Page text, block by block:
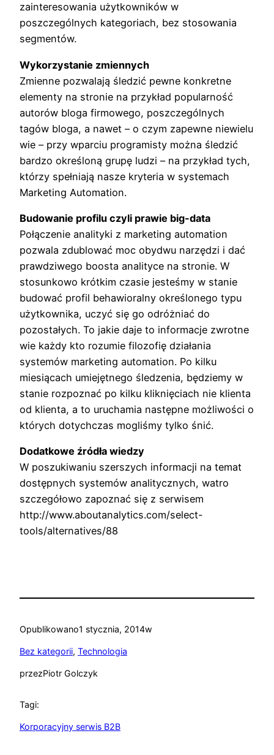
zainteresowania użytkowników w
poszczególnych kategoriach, bez stosowania
segmentów.
Wykorzystanie zmiennych
Zmienne pozwalają śledzić pewne konkretne
elementy na stronie na przykład popularność
autorów bloga firmowego, poszczególnych
tagów bloga, a nawet – o czym zapewne niewielu
wie – przy wparciu programisty można śledzić
bardzo określoną grupę ludzi – na przykład tych,
którzy spełniają nasze kryteria w systemach
Marketing Automation.
Budowanie profilu czyli prawie big-data
Połączenie analityki z marketing automation
pozwala zdublować moc obydwu narzędzi i dać
prawdziwego boosta analityce na stronie. W
stosunkowo krótkim czasie jesteśmy w stanie
budować profil behawioralny określonego typu
użytkownika, uczyć się go odróżniać do
pozostałych. To jakie daje to informacje zwrotne
wie każdy kto rozumie filozofię działania
systemów marketing automation. Po kilku
miesiącach umiejętnego śledzenia, będziemy w
stanie rozpoznać po kilku kliknięciach nie klienta
od klienta, a to uruchamia następne możliwości o
których dotychczas mogliśmy tylko śnić.
Dodatkowe źródła wiedzy
W poszukiwaniu szerszych informacji na temat
dostępnych systemów analitycznych, watro
szczegółowo zapoznać się z serwisem
http://www.aboutanalytics.com/select-
tools/alternatives/88
Opublikowano1 stycznia, 2014w
Bez kategorii, Technologia
przezPiotr Golczyk
Tagi:
Korporacyjny serwis B2B